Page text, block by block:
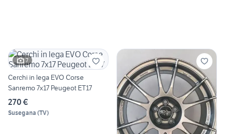
7
Cerchi in lega EVO Corse
Sanremo 7x17 Peugeot ET17
270 €
Susegana (TV)